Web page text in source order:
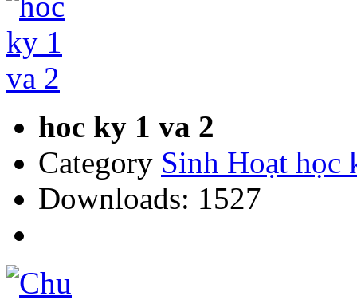
hoc ky 1 va 2
Category Sinh Hoạt học
Downloads: 1527